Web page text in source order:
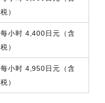
税）
每小时 4,400日元（含
税）
每小时 4,950日元（含
税）